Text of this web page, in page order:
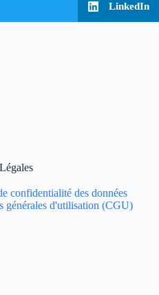
LinkedIn
confidentialité des données
générales d'utilisation (CGU)